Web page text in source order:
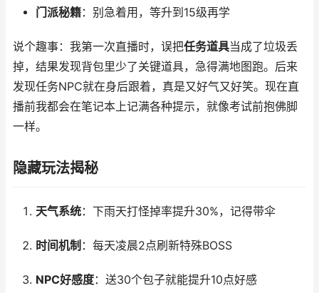
门派秘籍：别急着用，等升到15级再学
说个趣事：我第一次直播时，误把任务道具当成了垃圾丢
掉，结果发现背包里少了关键道具，急得满地图跑。后来
发现任务NPC就在身后跟着，真是又好气又好笑。现在直
播前我都会在笔记本上记满各种提示，就像考试前抱佛脚
一样。
隐藏玩法揭秘
天气系统：下雨天打怪掉率提升30%，记得带伞
时间机制 ：每天凌晨2点刷新特殊BOSS
NPC好感度：送30个包子就能提升10点好感